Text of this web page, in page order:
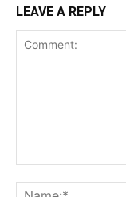
LEAVE A REPLY